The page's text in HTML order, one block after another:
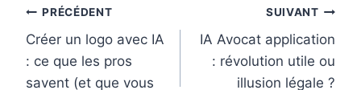
k
s
t
Navigation
de
l’article
PRÉCÉDENT
Créer un logo avec IA
: ce que les pros
savent (et que vous
SUIVANT
IA Avocat application
: révolution utile ou
illusion légale ?